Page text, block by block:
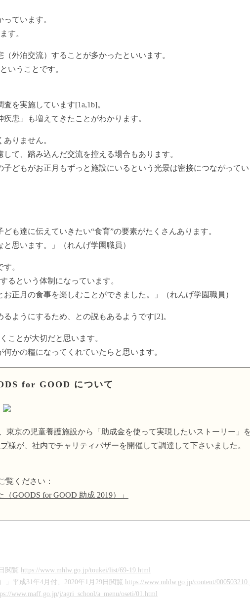
ています。
す。
外泊交流）することが多かったといいます。
いうことです。
を実施しています[1a,1b]。
患」も増えてきたことがわかります。
りません。
て、踏み込んだ交流を控える場合もあります。
どもがお正月もずっと施設にいるという光景は密接につながってい
も達に伝えていきたい“食育”の要素がたくさんあります。
思います。」（れんげ学園職員）
。
るという体制になっています。
正月の食事を楽しむことができました。」（れんげ学園職員）
ようにするため、との説もあるようです[2]。
ことが大切だと思います。
かの糧になってくれていたらと思います。
for GOOD について
東京の児童養護施設から「助成金を使って実現したいストーリー」
様が、社内でチャリティバザーを開催して調達して下さいました。
覧ください：
GOODS for GOOD 助成 2019）」
閲覧 https://www.mhlw.go.jp/toukei/list/69-19.html
平成31年4月付、2020年1月29日閲覧 https://www.mhlw.go.jp/content/
www.maff.go.jp/j/agri_school/a_menu/oseti/01.html